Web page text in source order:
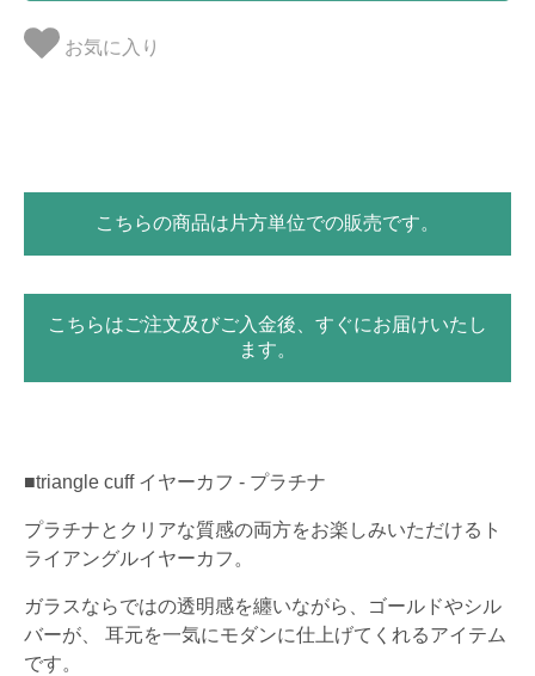
お気に入り
こちらの商品は片方単位での販売です。
こちらはご注文及びご入金後、すぐにお届けいたし
ます。
■triangle cuff イヤーカフ - プラチナ
プラチナとクリアな質感の両方をお楽しみいただけるト
ライアングルイヤーカフ。
ガラスならではの透明感を纏いながら、ゴールドやシル
バーが、 耳元を一気にモダンに仕上げてくれるアイテム
です。